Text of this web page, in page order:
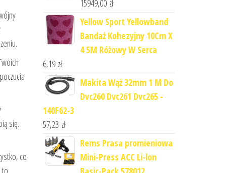
się.
co
to
15949,00 zł
Yellow Sport Yellowband
Bandaż Kohezyjny 10Cm X
4 5M Różowy W Serca
6,19 zł
Makita Wąż 32mm 1 M Do
Dvc260 Dvc261 Dvc265 -
140F62-3
57,23 zł
Rems Prasa promieniowa
Mini-Press ACC Li-lon